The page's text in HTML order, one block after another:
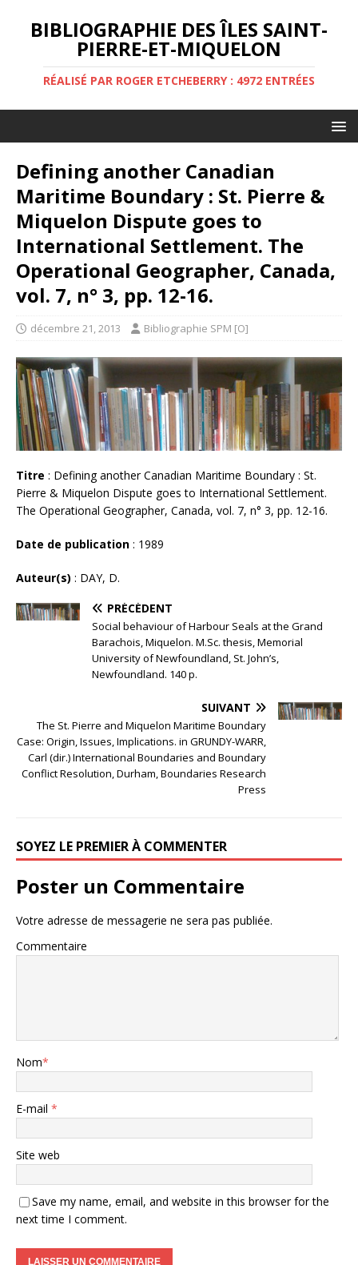
BIBLIOGRAPHIE DES ÎLES SAINT-
PIERRE-ET-MIQUELON
RÉALISÉ PAR ROGER ETCHEBERRY : 4972 ENTRÉES
Defining another Canadian
Maritime Boundary : St. Pierre &
Miquelon Dispute goes to
International Settlement. The
Operational Geographer, Canada,
vol. 7, n° 3, pp. 12-16.
décembre 21, 2013 Bibliographie SPM [O]
Titre : Defining another Canadian Maritime Boundary : St.
Pierre & Miquelon Dispute goes to International Settlement.
The Operational Geographer, Canada, vol. 7, n° 3, pp. 12-16.
Date de publication : 1989
Auteur(s) : DAY, D.
PRÉCÉDENT
Social behaviour of Harbour Seals at the Grand
Barachois, Miquelon. M.Sc. thesis, Memorial
University of Newfoundland, St. John’s,
Newfoundland. 140 p.
SUIVANT
The St. Pierre and Miquelon Maritime Boundary
Case: Origin, Issues, Implications. in GRUNDY-WARR,
Carl (dir.) International Boundaries and Boundary
Conflict Resolution, Durham, Boundaries Research
Press
SOYEZ LE PREMIER À COMMENTER
Poster un Commentaire
Votre adresse de messagerie ne sera pas publiée.
Commentaire
Nom*
E-mail *
Site web
Save my name, email, and website in this browser for the
next time I comment.